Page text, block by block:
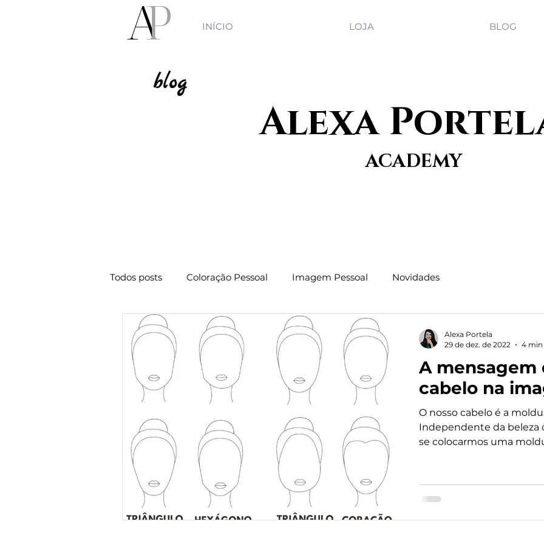
INÍCIO LOJA BLOG
blog
Alexa
ACADEMY
Todos posts Coloração Pessoal Imagem Pessoal Novidades
A mensagem
cabelo na
O nosso cabelo é a
Independente da beleza
se colocarmos uma
Alexa Portela
29 de dez. de 2022
4 min